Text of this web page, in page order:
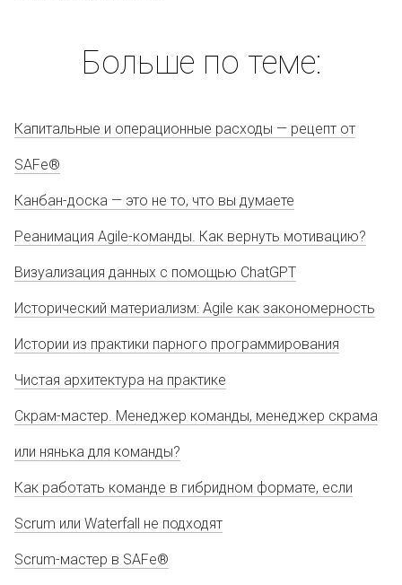
Больше по теме:
Капитальные и операционные расходы — рецепт от
SAFe®
Канбан-доска — это не то, что вы думаете
Реанимация Agile-команды. Как вернуть мотивацию?
Визуализация данных с помощью ChatGPT
Исторический материализм: Agile как закономерность
Истории из практики парного программирования
Чистая архитектура на практике
Скрам-мастер. Менеджер команды, менеджер скрама
или нянька для команды?
Как работать команде в гибридном формате, если
Scrum или Waterfall не подходят
Scrum-мастер в SAFe®